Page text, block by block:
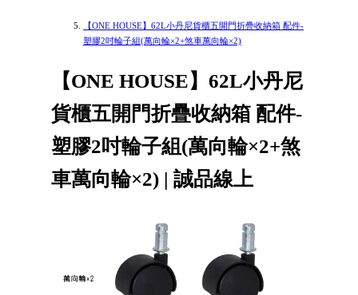
【ONE HOUSE】62L小丹尼貨櫃五開門折疊收納箱 配件-
塑膠2吋輪子組(萬向輪×2+煞車萬向輪×2)
【ONE HOUSE】62L小丹尼
貨櫃五開門折疊收納箱 配件-
塑膠2吋輪子組(萬向輪×2+煞
車萬向輪×2) | 誠品線上